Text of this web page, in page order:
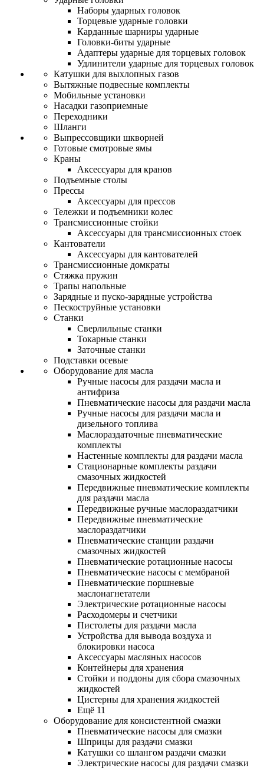
Наборы ударных головок
Торцевые ударные головки
Карданные шарниры ударные
Головки-биты ударные
Адаптеры ударные для торцевых головок
Удлинители ударные для торцевых головок
Катушки для выхлопных газов
Вытяжные подвесные комплекты
Мобильные установки
Насадки газоприемные
Переходники
Шланги
Выпрессовщики шкворней
Готовые смотровые ямы
Краны
Аксессуары для кранов
Подъемные столы
Прессы
Аксессуары для прессов
Тележки и подъемники колес
Трансмиссионные стойки
Аксессуары для трансмиссионных стоек
Кантователи
Аксессуары для кантователей
Трансмиссионные домкраты
Стяжка пружин
Трапы напольные
Зарядные и пуско-зарядные устройства
Пескоструйные установки
Станки
Сверлильные станки
Токарные станки
Заточные станки
Подставки осевые
Оборудование для масла
Ручные насосы для раздачи масла и
антифриза
Пневматические насосы для раздачи масла
Ручные насосы для раздачи масла и
дизельного топлива
Маслораздаточные пневматические
комплекты
Настенные комплекты для раздачи масла
Стационарные комплекты раздачи
смазочных жидкостей
Передвижные пневматические комплекты
для раздачи масла
Передвижные ручные маслораздатчики
Передвижные пневматические
маслораздатчики
Пневматические станции раздачи
смазочных жидкостей
Пневматические ротационные насосы
Пневматические насосы с мембраной
Пневматические поршневые
маслонагнетатели
Электрические ротационные насосы
Расходомеры и счетчики
Пистолеты для раздачи масла
Устройства для вывода воздуха и
блокировки насоса
Аксессуары масляных насосов
Контейнеры для хранения
Стойки и поддоны для сбора смазочных
жидкостей
Цистерны для хранения жидкостей
Ещё 11
Оборудование для консистентной смазки
Пневматические насосы для смазки
Шприцы для раздачи смазки
Катушки со шлангом раздачи смазки
Электрические насосы для раздачи смазки